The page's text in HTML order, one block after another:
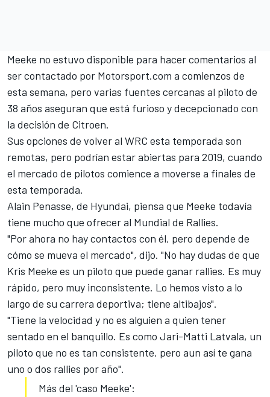
Meeke no estuvo disponible para hacer comentarios al
ser contactado por Motorsport.com a comienzos de
esta semana, pero varias fuentes cercanas al piloto de
38 años aseguran que está furioso y decepcionado con
la decisión de Citroen.
Sus opciones de volver al WRC esta temporada son
remotas, pero podrían estar abiertas para 2019, cuando
el mercado de pilotos comience a moverse a finales de
esta temporada.
Alain Penasse, de Hyundai, piensa que Meeke todavía
tiene mucho que ofrecer al Mundial de Rallies.
"Por ahora no hay contactos con él, pero depende de
cómo se mueva el mercado", dijo. "No hay dudas de que
Kris Meeke es un piloto que puede ganar rallies. Es muy
rápido, pero muy inconsistente. Lo hemos visto a lo
largo de su carrera deportiva; tiene altibajos".
"Tiene la velocidad y no es alguien a quien tener
sentado en el banquillo. Es como Jari-Matti Latvala, un
piloto que no es tan consistente, pero aun así te gana
uno o dos rallies por año".
Más del 'caso Meeke':